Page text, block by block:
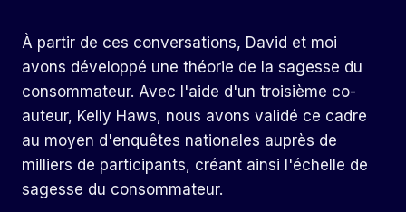
À partir de ces conversations, David et moi
avons développé une théorie de la sagesse du
consommateur. Avec l'aide d'un troisième co-
auteur, Kelly Haws, nous avons validé ce cadre
au moyen d'enquêtes nationales auprès de
milliers de participants, créant ainsi l'échelle de
sagesse du consommateur.